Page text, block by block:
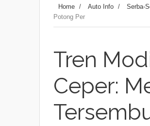
Home / Auto Info / Serba-
Potong Per
Tren
Ceper: